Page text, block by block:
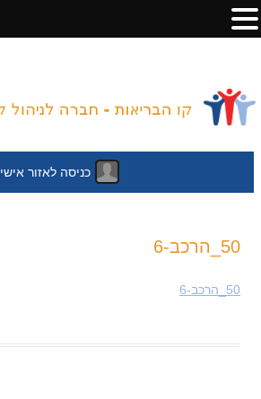
כניסה לאזור אישי
50_הרכב-6
50_הרכב-6